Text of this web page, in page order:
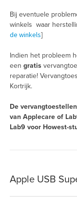
Bij eventuele
winkels waar
de winkels]
Indien het probleem
een gratis
reparatie!
Kortrijk.
De
van Applecare of
Lab9 voor Howest-
Apple USB